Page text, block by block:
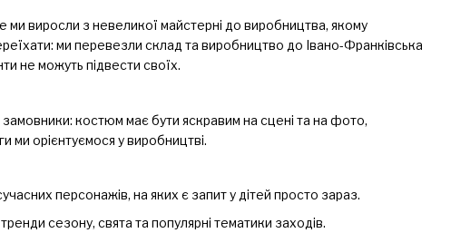
ми виросли з невеликої майстерні до виробництва, якому
ми перевезли склад та виробництво до Івано-Франківська
не можуть підвести своїх.
костюм має бути яскравим на сцені та на фото,
ми орієнтуємося у виробництві.
персонажів, на яких є запит у дітей просто зараз.
сезону, свята та популярні тематики заходів.